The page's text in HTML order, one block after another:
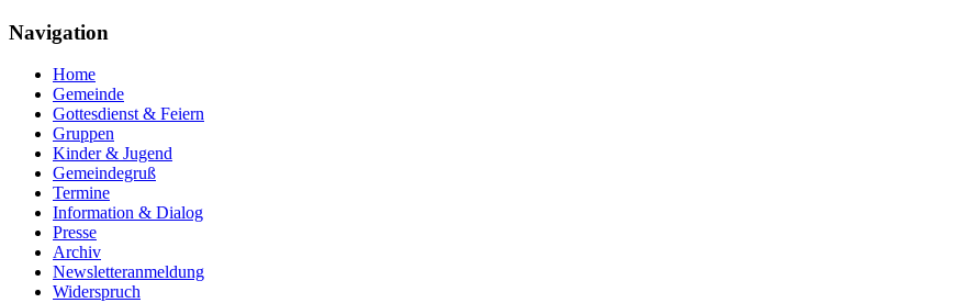
Navigation
Home
Gemeinde
Gottesdienst & Feiern
Gruppen
Kinder & Jugend
Gemeindegruß
Termine
Information & Dialog
Presse
Archiv
Newsletteranmeldung
Widerspruch